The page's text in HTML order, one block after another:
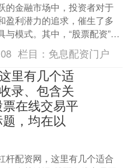
的金融市场中，投资者对于
盈利潜力的追求，催生了多
与模式。其中，“股票配资”作
融资方式，吸引了众多希望
博取更高收....
栏目： 免息配资门户
里有几个适
录、包含关
票在线交易平
题，均在以
杆配资网，这里有几个适合